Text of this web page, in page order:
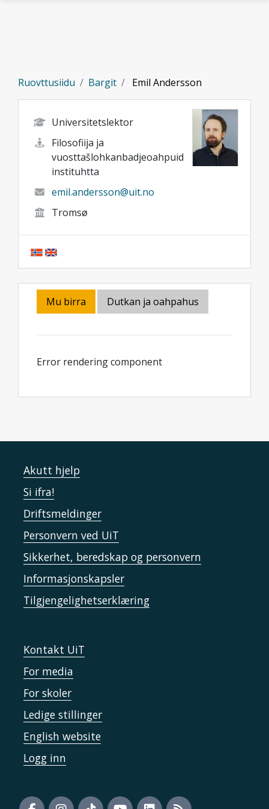
Ruovttusiidu Bargit Emil Andersson
Universitetslektor
Filosofiija ja
vuosttašlohkanbadjeoahpuid
instituhtta
emil.andersson@uit.no
Tromsø
Mu birra Dutkan ja oahpahus
Error rendering component
Akutt hjelp
Si ifra!
Driftsmeldinger
Personvern ved UiT
Sikkerhet, beredskap og personvern
Informasjonskapsler
Tilgjengelighetserklæring
Kontakt UiT
For media
For skoler
Ledige stillinger
English website
Logg inn